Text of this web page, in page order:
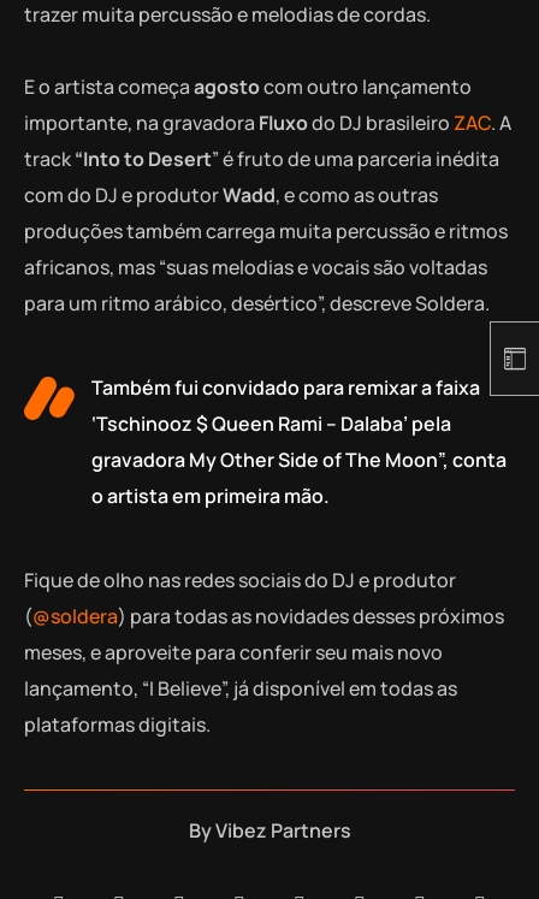
trazer muita percussão e melodias de cordas.
E o artista começaagostocom outro lançamento
importante, na gravadora Fluxodo DJ brasileiro ZAC. A
track“Into to Desert” é fruto de uma parceria inédita
com do DJ e produtorWadd, e como as outras
produções também carrega muita percussão e ritmos
africanos, mas “suas melodias e vocais são voltadas
para um ritmo arábico, desértico”, descreve Soldera.
Também fui convidado para remixar a faixa
‘Tschinooz $ Queen Rami – Dalaba’ pela
gravadora My Other Side of The Moon”, conta
o artista em primeira mão.
Fique de olho nas redes sociais do DJ e produtor
(@soldera) para todas as novidades desses próximos
meses, e aproveite para conferir seu mais novo
lançamento, “I Believe”, já disponível em todas as
plataformas digitais.
ByVibez Partners